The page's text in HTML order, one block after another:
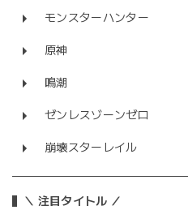
モンスターハンター
原神
鳴潮
ゼンレスゾーンゼロ
崩壊スターレイル
＼ 注目タイトル ／